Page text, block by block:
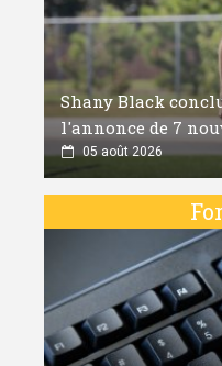
Shany Black
l'annonce de 7
05 août 2026